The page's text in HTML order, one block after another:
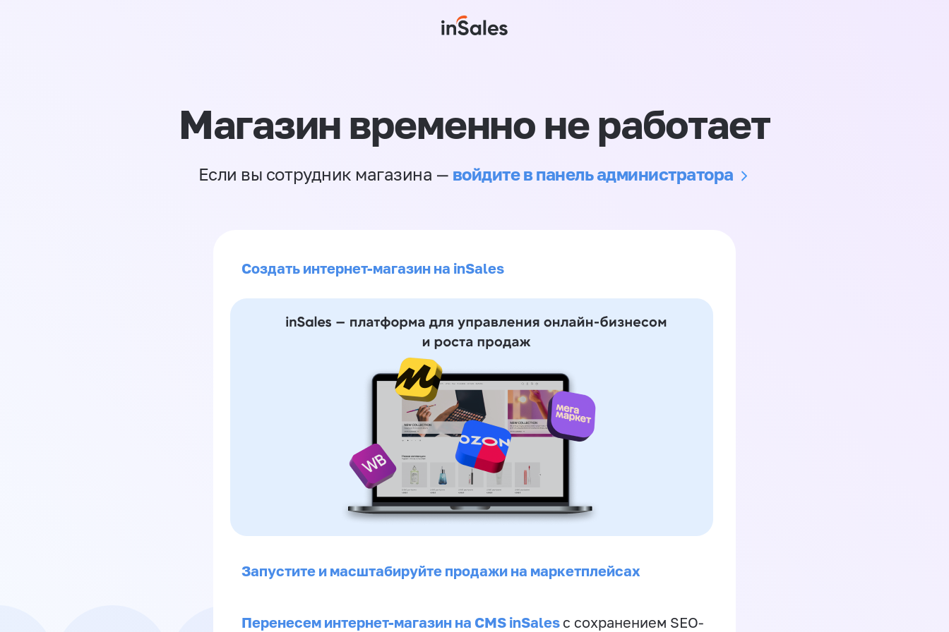
Магазин временно не работает
Если вы сотрудник магазина — войдите в панель администратора
Создать интернет-магазин на inSales
Запустите и масштабируйте продажи на маркетплейсах
Перенесем интернет-магазин на CMS inSales с сохранением SEO-